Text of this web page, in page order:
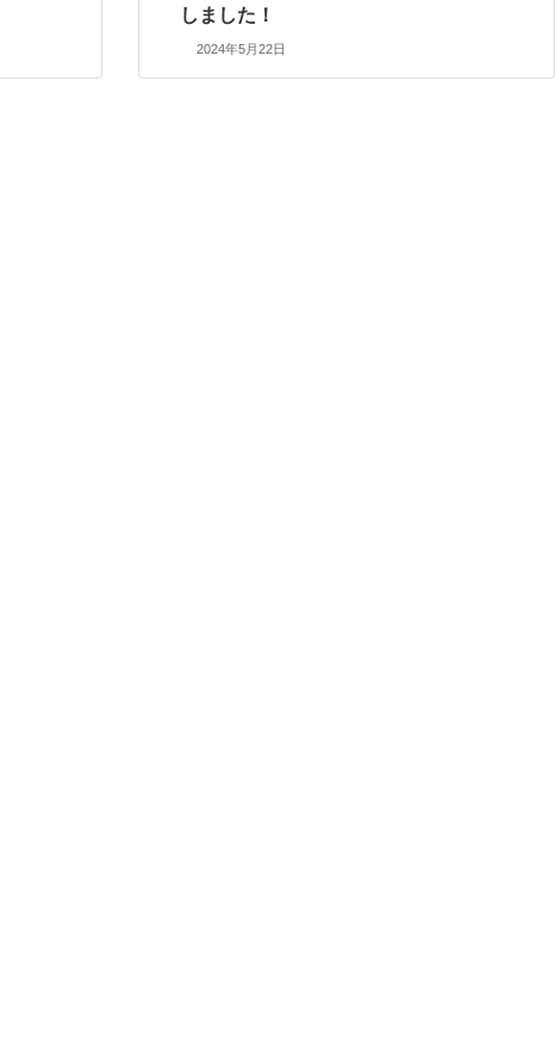
しました！
2024年5月22日